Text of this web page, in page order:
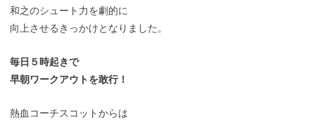
和之のシュート力を劇的に
向上させるきっかけとなりました。
毎日５時起きで
早朝ワークアウトを敢行！
熱血コーチスコットからは